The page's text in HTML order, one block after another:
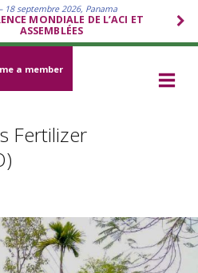
18 septembre 2026, Panama
MONDIALE DE L’ACI ET
ASSEMBLÉES
a member
Fertilizer